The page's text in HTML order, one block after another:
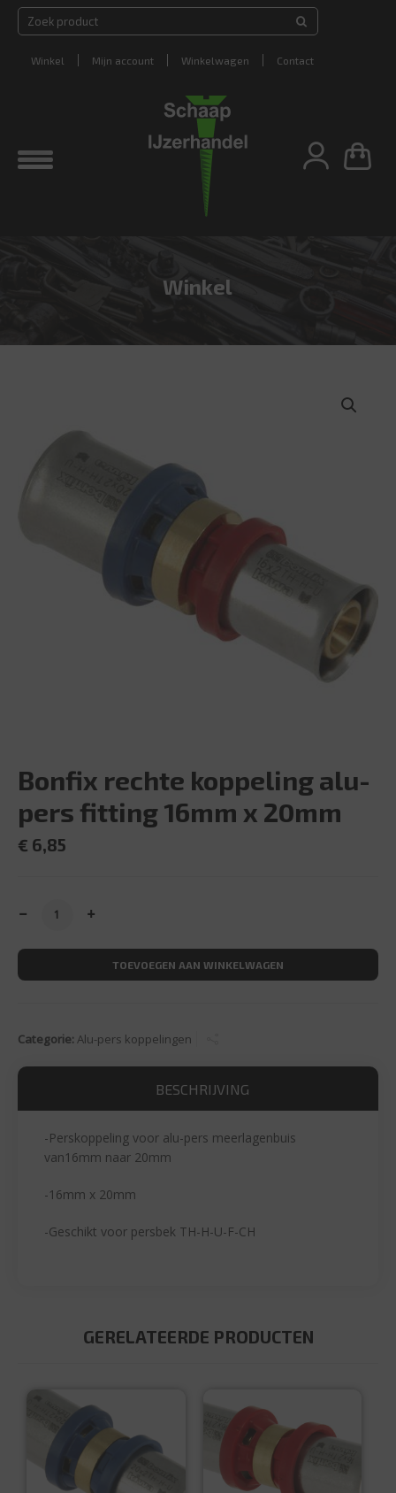
Winkel Mijn account Winkelwagen Contact
Winkel
Bonfix rechte koppeling alu-
pers fitting 16mm x 20mm
€ 6,85
Bonfix rechte koppeling alu-pers fitting 16mm x 20mm
TOEVOEGEN AAN WINKELWAGEN
Categorie: Alu-pers koppelingen
BESCHRIJVING
-Perskoppeling voor alu-pers meerlagenbuis
van16mm naar 20mm
-16mm x 20mm
-Geschikt voor persbek TH-H-U-F-CH
GERELATEERDE PRODUCTEN